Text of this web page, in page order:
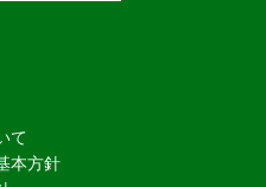
て
本方針